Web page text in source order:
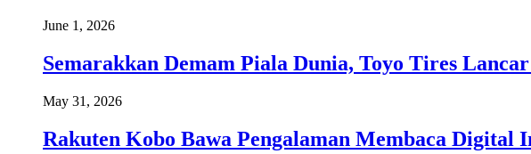
June 1, 2026
Semarakkan Demam Piala Dunia, Toyo Tires Lancar
May 31, 2026
Rakuten Kobo Bawa Pengalaman Membaca